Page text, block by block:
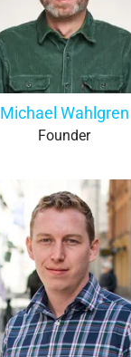
Michael Wahlgren
Founder